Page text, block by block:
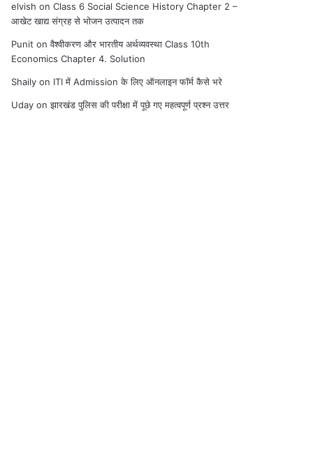
elvish onClass 6 Social Science History Chapter 2 –
आखेट खाद्य संग्रह से भोजन उत्पादन तक
Punit onवैश्वीकरण और भारतीय अर्थव्यवस्था Class 10th
Economics Chapter 4. Solution
Shaily on ITI में Admission के लिए ऑनलाइन फॉर्म कैसे भरे
Uday onझारखंड पुलिस की परीक्षा में पूछे गए महत्वपूर्ण प्रश्न उत्तर